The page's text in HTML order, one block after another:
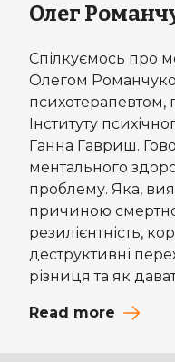
Олег
Спілкуємось про
Олегом
психотерапевтом,
Інституту
Ганна Гавриш.
ментального
проблему. Яка,
причиною
резилієнтність,
деструктивні
різниця та як
Read more